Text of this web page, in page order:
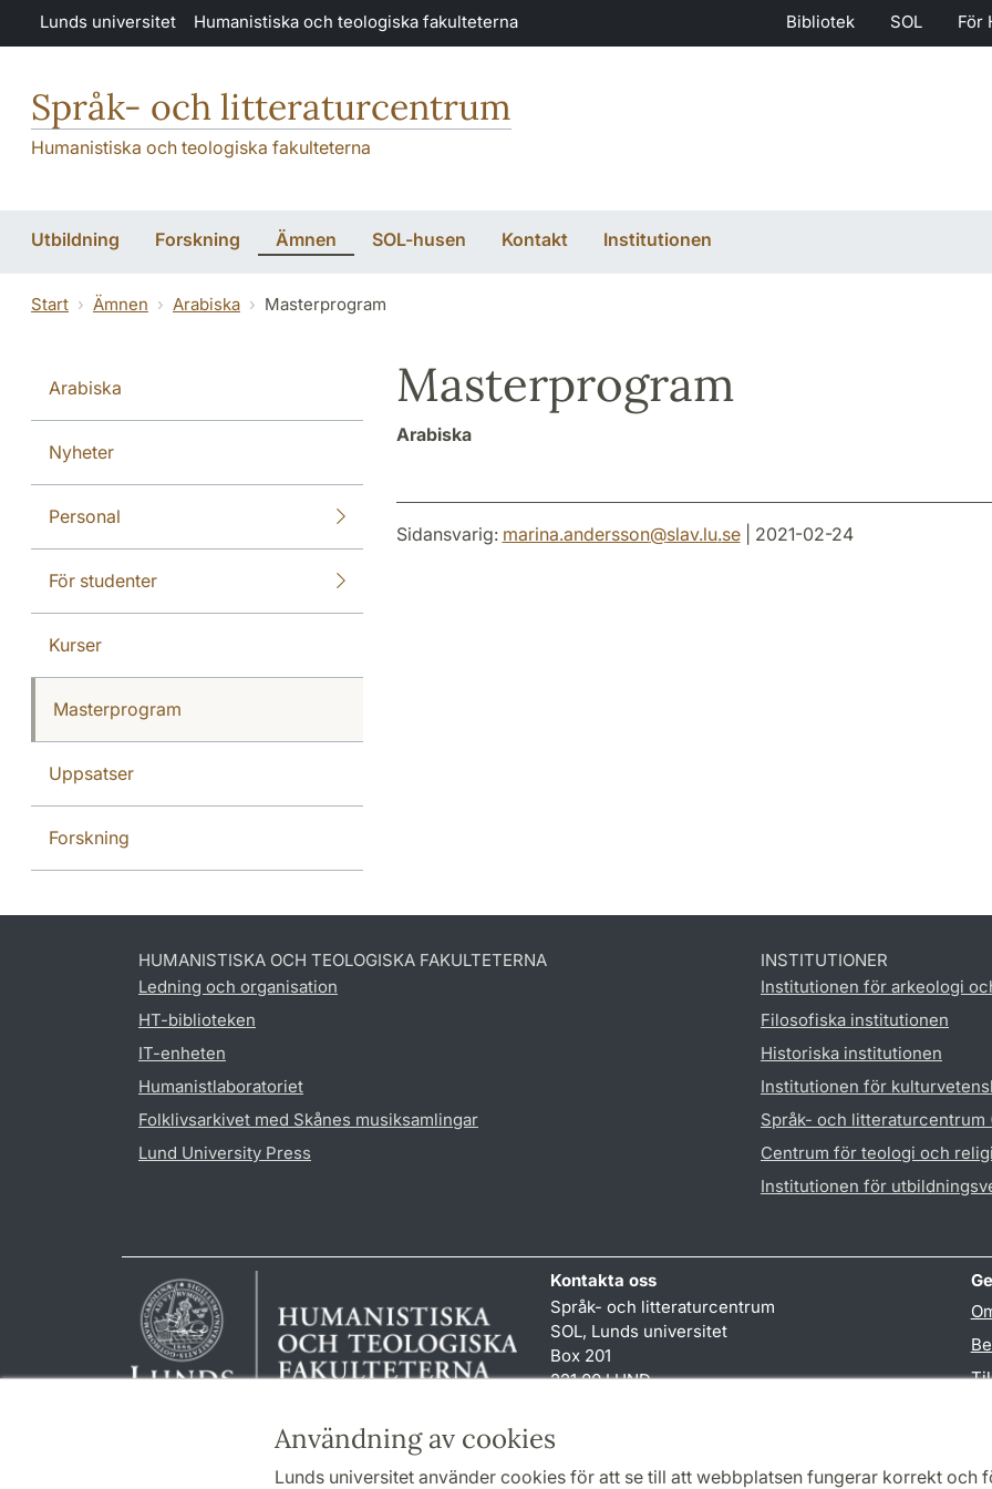
Hoppa till huvudinnehåll
Användning av cookies
Lunds universitet använder cookies för att se till att webbplatsen fungerar korrekt och
Lunds universitet Humanistiska och teologiska fakulteterna Bibliotek SOL För
Språk- och litteraturcentrum
Humanistiska och teologiska fakulteterna
Utbildning Forskning Ämnen SOL-husen Kontakt Institutionen
Start Ämnen Arabiska Masterprogram
Arabiska
Nyheter
Personal
För studenter
Kurser
Masterprogram
Uppsatser
Forskning
Masterprogram
Arabiska
Sidansvarig: marina.andersson@slav.lu.se| 2021-02-24
HUMANISTISKA OCH TEOLOGISKA FAKULTETERNA
Ledning och organisation
HT-biblioteken
IT-enheten
Humanistlaboratoriet
Folklivsarkivet med Skånes musiksamlingar
Lund University Press
INSTITUTIONER
Institutionen för arkeologi
Filosofiska institutionen
Historiska institutionen
Institutionen för
Språk- och litteraturcentrum
Centrum för teologi och
Institutionen för
Kontakta oss
Språk- och litteraturcentrum
SOL, Lunds universitet
Box 201
221 00 LUND
reception